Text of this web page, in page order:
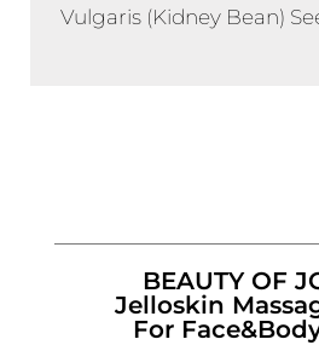
Vulgaris (Kidney Bean)
BEAUTY OF
Jelloskin
For